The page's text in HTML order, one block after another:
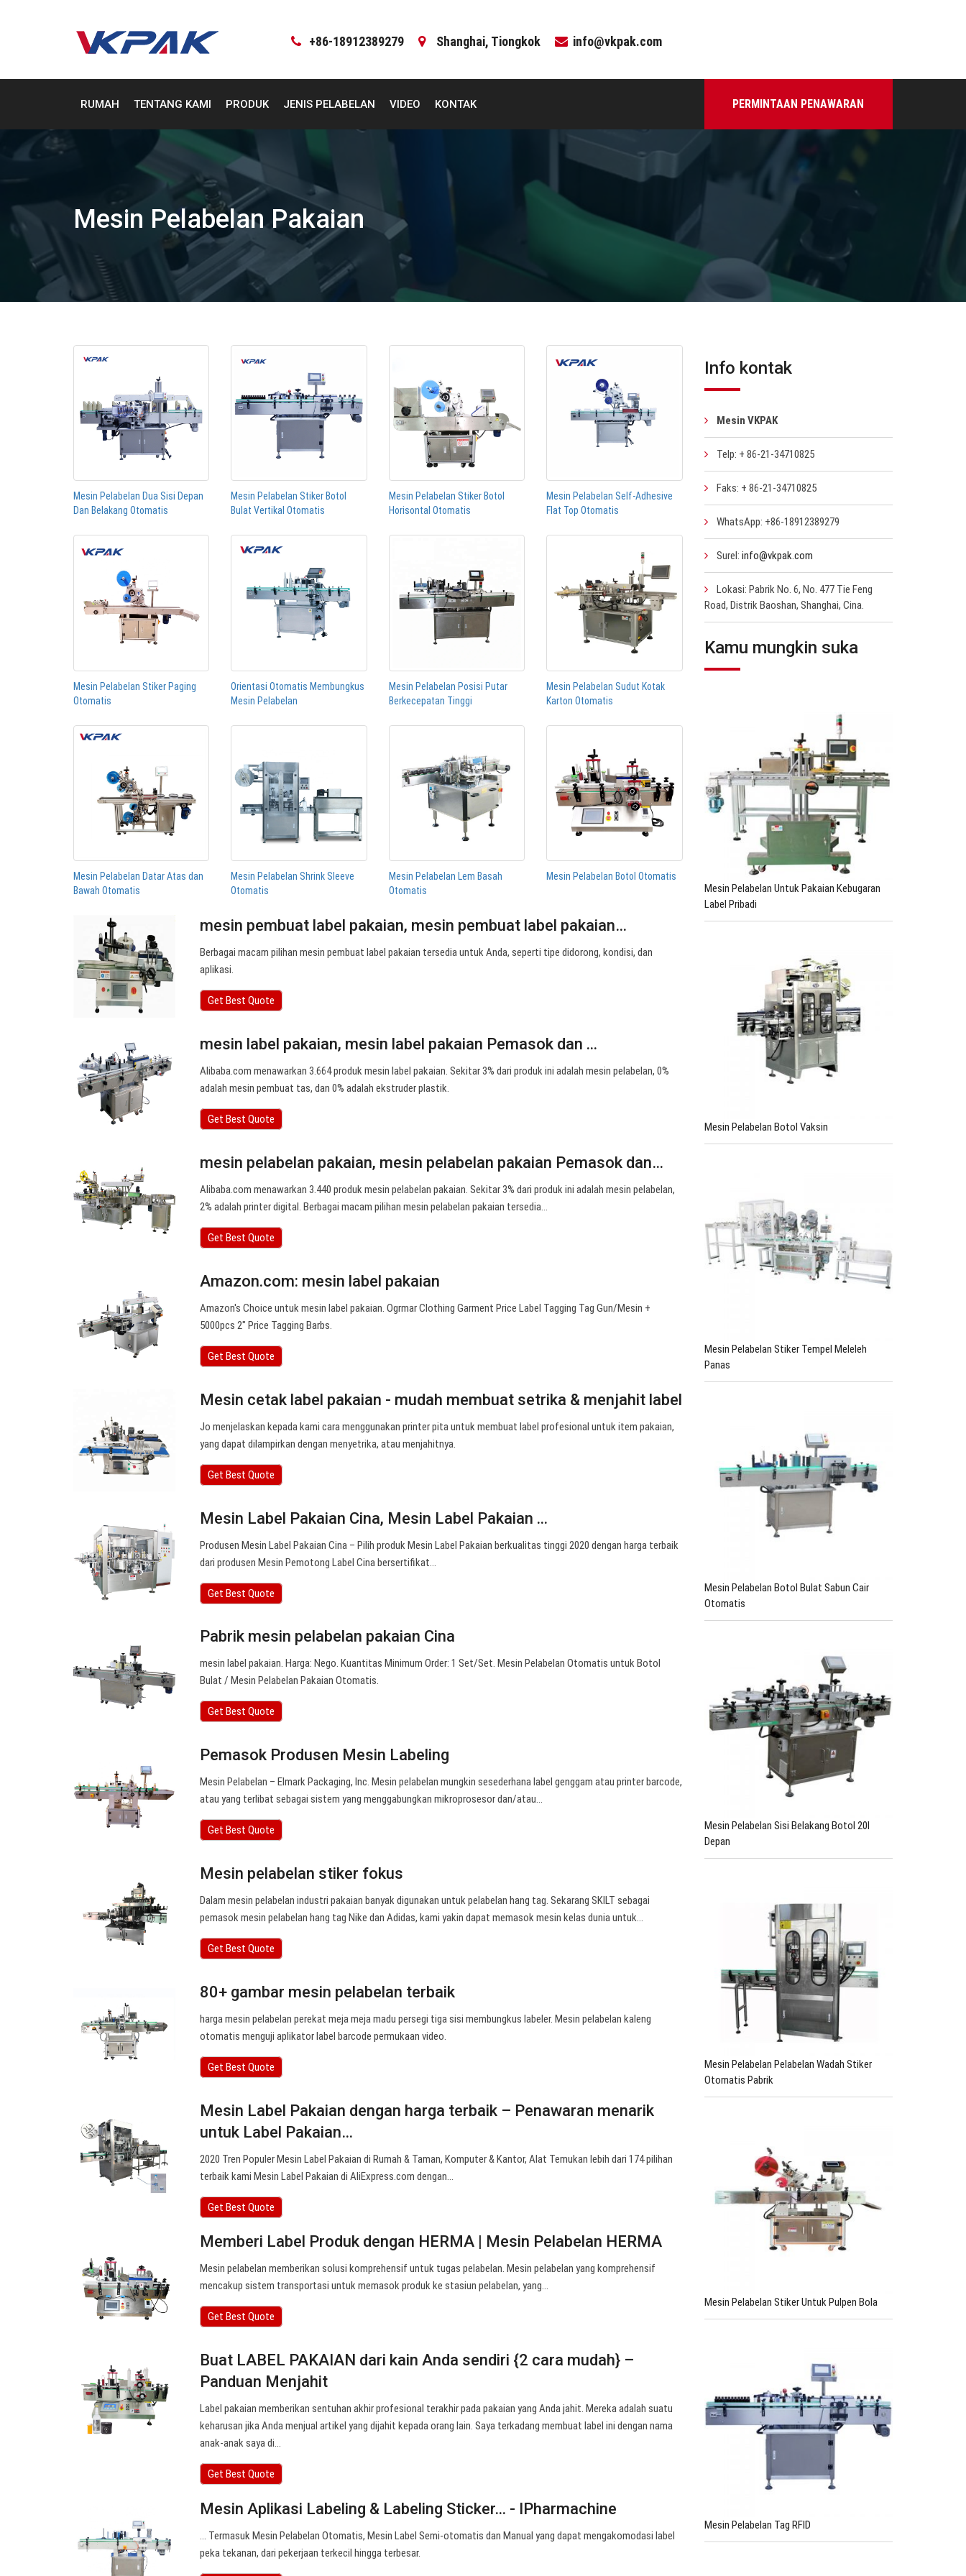
+86-18912389279 Shanghai, Tiongkok info@vkpak.com
RUMAH TENTANG KAMI PRODUK JENIS PELABELAN VIDEO KONTAK PERMINTAAN PENAWARAN
Mesin Pelabelan Pakaian
Mesin Pelabelan Dua Sisi Depan
Dan Belakang Otomatis
Mesin Pelabelan Stiker Botol
Bulat Vertikal Otomatis
Mesin Pelabelan Stiker Botol
Horisontal Otomatis
Mesin Pelabelan Self-Adhesive
Flat Top Otomatis
Mesin Pelabelan Stiker Paging
Otomatis
Orientasi Otomatis Membungkus
Mesin Pelabelan
Mesin Pelabelan Posisi Putar
Berkecepatan Tinggi
Mesin Pelabelan Sudut Kotak
Karton Otomatis
Mesin Pelabelan Datar Atas dan
Bawah Otomatis
Mesin Pelabelan Shrink Sleeve
Otomatis
Mesin Pelabelan Lem Basah
Otomatis
Mesin Pelabelan Botol Otomatis
mesin pembuat label pakaian, mesin pembuat label pakaian…
Berbagai macam pilihan mesin pembuat label pakaian tersedia untuk Anda, seperti tipe didorong, kondisi, dan
aplikasi.
Get Best Quote
mesin label pakaian, mesin label pakaian Pemasok dan ...
Alibaba.com menawarkan 3.664 produk mesin label pakaian. Sekitar 3% dari produk ini adalah mesin pelabelan, 0%
adalah mesin pembuat tas, dan 0% adalah ekstruder plastik.
Get Best Quote
mesin pelabelan pakaian, mesin pelabelan pakaian Pemasok dan…
Alibaba.com menawarkan 3.440 produk mesin pelabelan pakaian. Sekitar 3% dari produk ini adalah mesin pelabelan,
2% adalah printer digital. Berbagai macam pilihan mesin pelabelan pakaian tersedia…
Get Best Quote
Amazon.com: mesin label pakaian
Amazon's Choice untuk mesin label pakaian. Ogrmar Clothing Garment Price Label Tagging Tag Gun/Mesin +
5000pcs 2″ Price Tagging Barbs.
Get Best Quote
Mesin cetak label pakaian - mudah membuat setrika & menjahit label
Jo menjelaskan kepada kami cara menggunakan printer pita untuk membuat label profesional untuk item pakaian,
yang dapat dilampirkan dengan menyetrika, atau menjahitnya.
Get Best Quote
Mesin Label Pakaian Cina, Mesin Label Pakaian ...
Produsen Mesin Label Pakaian Cina – Pilih produk Mesin Label Pakaian berkualitas tinggi 2020 dengan harga terbaik
dari produsen Mesin Pemotong Label Cina bersertifikat…
Get Best Quote
Pabrik mesin pelabelan pakaian Cina
mesin label pakaian. Harga: Nego. Kuantitas Minimum Order: 1 Set/Set. Mesin Pelabelan Otomatis untuk Botol
Bulat / Mesin Pelabelan Pakaian Otomatis.
Get Best Quote
Pemasok Produsen Mesin Labeling
Mesin Pelabelan – Elmark Packaging, Inc. Mesin pelabelan mungkin sesederhana label genggam atau printer barcode,
atau yang terlibat sebagai sistem yang menggabungkan mikroprosesor dan/atau…
Get Best Quote
Mesin pelabelan stiker fokus
Dalam mesin pelabelan industri pakaian banyak digunakan untuk pelabelan hang tag. Sekarang SKILT sebagai
pemasok mesin pelabelan hang tag Nike dan Adidas, kami yakin dapat memasok mesin kelas dunia untuk…
Get Best Quote
80+ gambar mesin pelabelan terbaik
harga mesin pelabelan perekat meja meja madu persegi tiga sisi membungkus labeler. Mesin pelabelan kaleng
otomatis menguji aplikator label barcode permukaan video.
Get Best Quote
Mesin Label Pakaian dengan harga terbaik – Penawaran menarik
untuk Label Pakaian…
2020 Tren Populer Mesin Label Pakaian di Rumah & Taman, Komputer & Kantor, Alat Temukan lebih dari 174 pilihan
terbaik kami Mesin Label Pakaian di AliExpress.com dengan…
Get Best Quote
Memberi Label Produk dengan HERMA | Mesin Pelabelan HERMA
Mesin pelabelan memberikan solusi komprehensif untuk tugas pelabelan. Mesin pelabelan yang komprehensif
mencakup sistem transportasi untuk memasok produk ke stasiun pelabelan, yang…
Get Best Quote
Buat LABEL PAKAIAN dari kain Anda sendiri {2 cara mudah} –
Panduan Menjahit
Label pakaian memberikan sentuhan akhir profesional terakhir pada pakaian yang Anda jahit. Mereka adalah suatu
keharusan jika Anda menjual artikel yang dijahit kepada orang lain. Saya terkadang membuat label ini dengan nama
anak-anak saya di…
Get Best Quote
Mesin Aplikasi Labeling & Labeling Sticker… - IPharmachine
… Termasuk Mesin Pelabelan Otomatis, Mesin Label Semi-otomatis dan Manual yang dapat mengakomodasi label
peka tekanan, dari pekerjaan terkecil hingga terbesar.
Info kontak
Mesin VKPAK
Telp: + 86-21-34710825
Faks: + 86-21-34710825
WhatsApp: +86-18912389279
Surel: info@vkpak.com
Lokasi: Pabrik No. 6, No. 477 Tie Feng
Road, Distrik Baoshan, Shanghai, Cina.
Kamu mungkin suka
Mesin Pelabelan Untuk Pakaian Kebugaran
Label Pribadi
Mesin Pelabelan Botol Vaksin
Mesin Pelabelan Stiker Tempel Meleleh
Panas
Mesin Pelabelan Botol Bulat Sabun Cair
Otomatis
Mesin Pelabelan Sisi Belakang Botol 20l
Depan
Mesin Pelabelan Pelabelan Wadah Stiker
Otomatis Pabrik
Mesin Pelabelan Stiker Untuk Pulpen Bola
Mesin Pelabelan Tag RFID